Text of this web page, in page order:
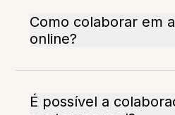
Como colaborar em
online?
É possível a